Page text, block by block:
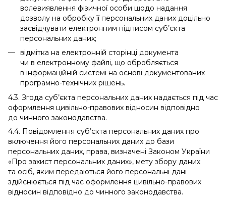
волевиявлення фізичної особи щодо надання
дозволу на обробку її персональних даних доцільно
засвідчувати електронним підписом суб’єкта
персональних даних;
відмітка на електронній сторінці документа
чи в електронному файлі, що обробляється
в інформаційній системі на основі документованих
програмно-технічних рішень.
4.3. Згода суб’єкта персональних даних надається під час
оформлення цивільно-правових відносин відповідно
до чинного законодавства.
4.4. Повідомлення суб’єкта персональних даних про
включення його персональних даних до бази
персональних даних, права, визначені Законом України
«Про захист персональних даних», мету збору даних
та осіб, яким передаються його персональні дані
здійснюється під час оформлення цивільно-правових
відносин відповідно до чинного законодавства.